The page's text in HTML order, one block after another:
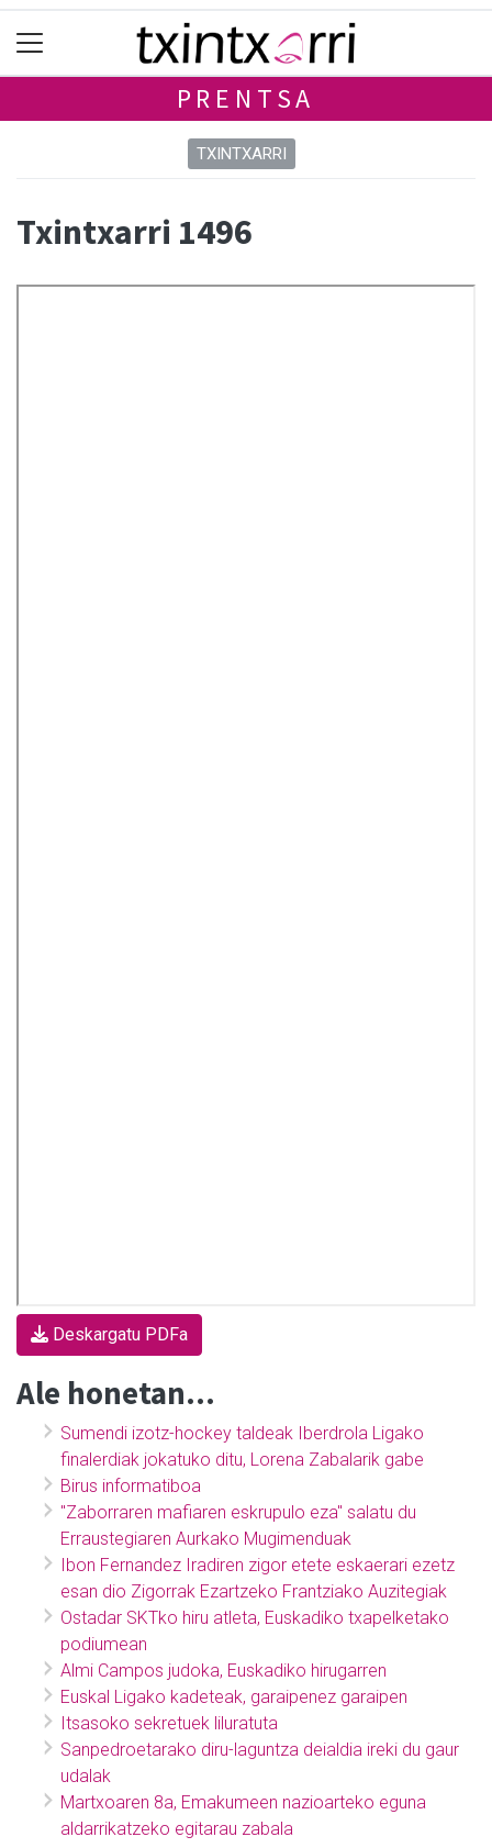
PRENTSA
TXINTXARRI
Txintxarri 1496
Deskargatu PDFa
Ale honetan...
Sumendi izotz-hockey taldeak Iberdrola Ligako
finalerdiak jokatuko ditu, Lorena Zabalarik gabe
Birus informatiboa
"Zaborraren mafiaren eskrupulo eza" salatu du
Erraustegiaren Aurkako Mugimenduak
Ibon Fernandez Iradiren zigor etete eskaerari ezetz
esan dio Zigorrak Ezartzeko Frantziako Auzitegiak
Ostadar SKTko hiru atleta, Euskadiko txapelketako
podiumean
Almi Campos judoka, Euskadiko hirugarren
Euskal Ligako kadeteak, garaipenez garaipen
Itsasoko sekretuek liluratuta
Sanpedroetarako diru-laguntza deialdia ireki du gaur
udalak
Martxoaren 8a, Emakumeen nazioarteko eguna
aldarrikatzeko egitarau zabala